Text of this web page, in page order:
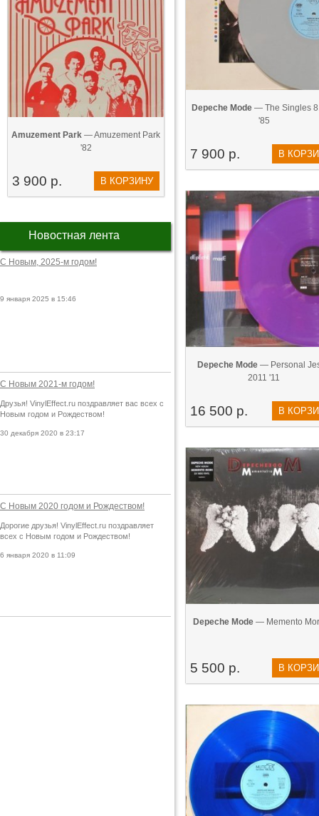
Amuzement Park — Amuzement Park
'82
3 900 р. В КОРЗИНУ
Новостная лента
С Новым, 2025-м годом!
9 января 2025 в 15:46
С Новым 2021-м годом!
Друзья! VinylEffect.ru поздравляет вас всех с
Новым годом и Рождеством!
30 декабря 2020 в 23:17
С Новым 2020 годом и Рождеством!
Дорогие друзья! VinylEffect.ru поздравляет
всех с Новым годом и Рождеством!
6 января 2020 в 11:09
Depeche Mode — The Singles
'85
7 900 р. В
Depeche Mode — Personal
2011 '11
16 500 р. В
Depeche Mode— Memento
5 500 р. В